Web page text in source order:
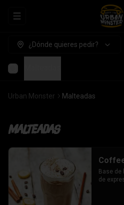
Abrir menu de navegación
¿Dónde quieres pedir?
Urban Monster Malteadas
Malteadas
Base de
de